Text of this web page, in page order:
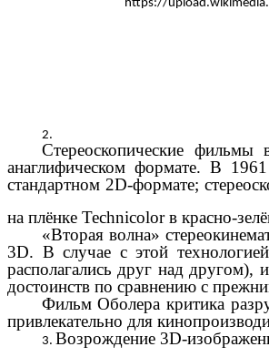
Стереоскопические
анаглифическом формате. В
стандартном 2D-формате;
на плёнке Technicolor в красно-
«Вторая волна»
3D. В случае с этой
располагались друг над
достоинств по сравнению с
Фильм Оболера критика
привлекательно для
Возрождение 3D-